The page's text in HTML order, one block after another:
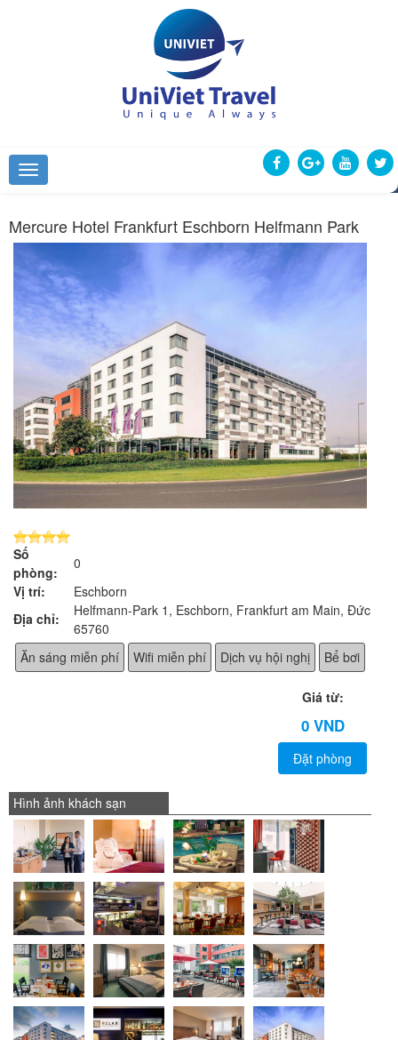
Mercure Hotel Frankfurt Eschborn Helfmann Park
Số
phòng:
0
Vị trí:
Eschborn
Địa chỉ:
Helfmann-Park 1, Eschborn, Frankfurt am Main, Đức,
65760
Ăn sáng miễn phí
Wifi miễn phí Dịch vụ hội nghị Bể bơi
Giá từ:
0 VND
Đặt phòng
Hình ảnh khách sạn